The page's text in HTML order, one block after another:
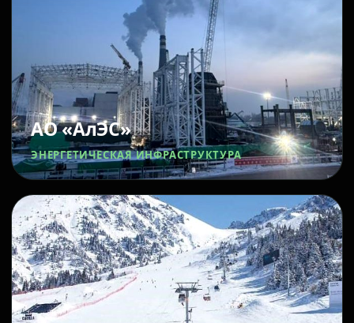
АО «АлЭС»
ЭНЕРГЕТИЧЕСКАЯ ИНФРАСТРУКТУРА